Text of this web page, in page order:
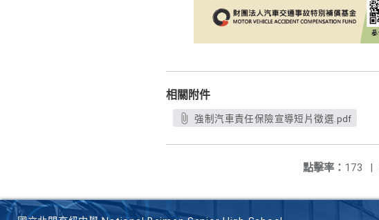
相關附件
強制汽車責任保險宣導短片徵選.pdf
點擊率： 173 |